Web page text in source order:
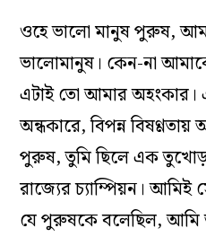
ওহে ভালো মানুষ পুরুষ,
ভালোমানুষ। কেন-না
এটাই তো আমার
অন্ধকারে, বিপন্ন
পুরুষ, তুমি ছিলে এক
রাজ্যের চ্যাম্পিয়ন।
যে পুরুষকে বলেছিল, আমি